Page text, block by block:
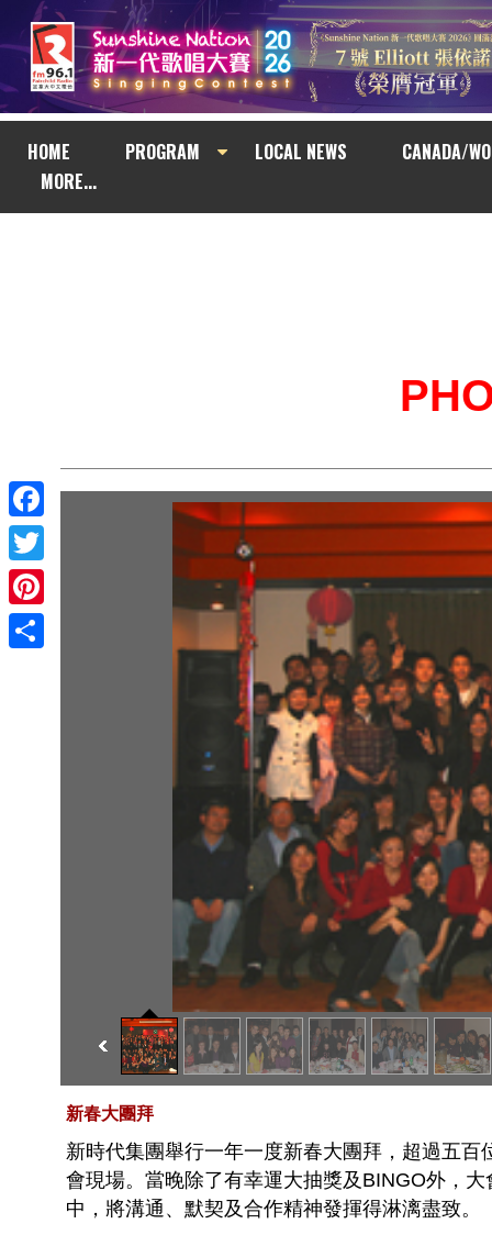
HOME PROGRAM LOCAL NEWS
CANADA/
MORE...
Facebook
Twitter
Pinterest
新春大團拜
新時代集團舉行一年一度新春大團拜，超過五
會現場。當晚除了有幸運大抽獎及BINGO外，
中，將溝通、默契及合作精神發揮得淋漓盡致。